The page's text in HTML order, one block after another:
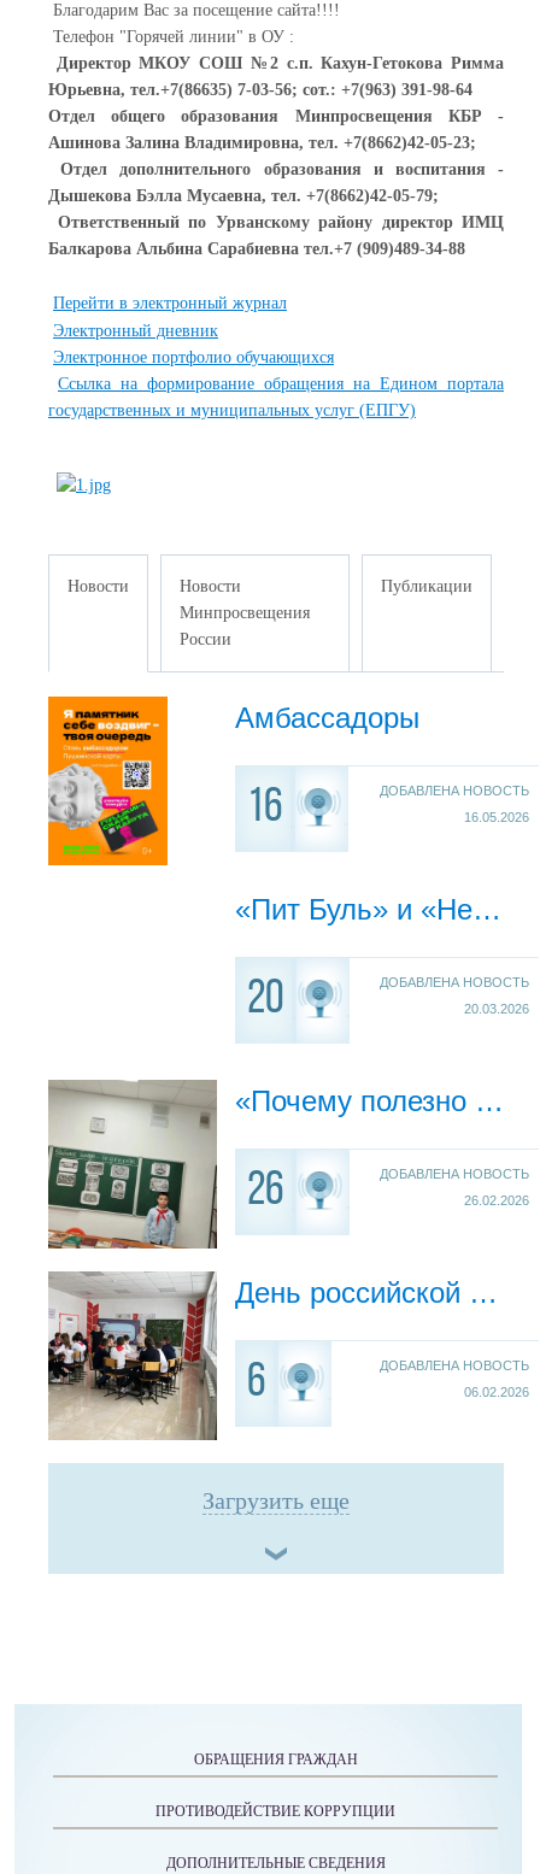
Благодарим Вас за посещение сайта!!!!
Телефон "Горячей линии" в ОУ :
Директор МКОУ СОШ №2 с.п. Кахун-Гетокова Римма
Юрьевна, тел.+7(86635) 7-03-56; сот.: +7(963) 391-98-64
Отдел общего образования Минпросвещения КБР -
Ашинова Залина Владимировна, тел. +7(8662)42-05-23;
Отдел дополнительного образования и воспитания -
Дышекова Бэлла Мусаевна, тел. +7(8662)42-05-79;
Ответственный по Урванскому району директор ИМЦ
Балкарова Альбина Сарабиевна тел.+7 (909)489-34-88
Перейти в электронный журнал
Электронный дневник
Электронное портфолио обучающихся
Ссылка на формирование обращения на Едином портала
государственных и муниципальных услуг (ЕПГУ)
Новости
Новости
Минпросвещения
России
Публикации
Амбассадоры
16
ДОБАВЛЕНА НОВОСТЬ
16.05.2026
«Пит Буль» и «Неонацизм», подготовленных Центром по противодействию экстремизму МВД по КБР.
20
ДОБАВЛЕНА НОВОСТЬ
20.03.2026
«Почему полезно есть рыбу?».
26
ДОБАВЛЕНА НОВОСТЬ
26.02.2026
День российской науки
6
ДОБАВЛЕНА НОВОСТЬ
06.02.2026
Загрузить еще
ОБРАЩЕНИЯ ГРАЖДАН
ПРОТИВОДЕЙСТВИЕ КОРРУПЦИИ
ДОПОЛНИТЕЛЬНЫЕ СВЕДЕНИЯ